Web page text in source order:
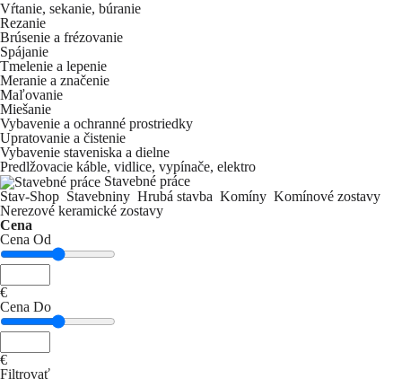
Vŕtanie, sekanie, búranie
Rezanie
Brúsenie a frézovanie
Spájanie
Tmelenie a lepenie
Meranie a značenie
Maľovanie
Miešanie
Vybavenie a ochranné prostriedky
Upratovanie a čistenie
Vybavenie staveniska a dielne
Predlžovacie káble, vidlice, vypínače, elektro
Stavebné práce
Stav-Shop Stavebniny Hrubá stavba Komíny Komínové zostavy
Nerezové keramické zostavy
Cena
Cena Od
€
Cena Do
€
Filtrovať